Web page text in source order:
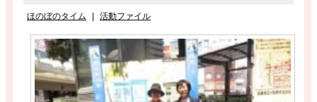
ほのぼのタイム | 活動ファイル